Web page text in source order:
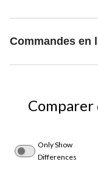
Commandes en
Comparer
Only Show
Differences